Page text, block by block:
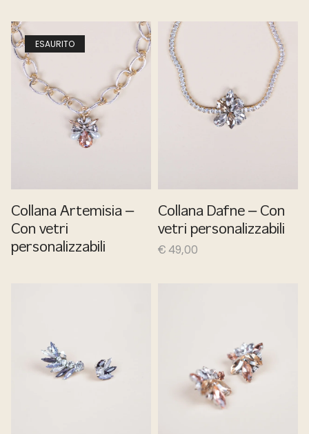
ESAURITO
Collana Artemisia –
Con vetri
personalizzabili
Collana Dafne – Con
vetri personalizzabili
€49,00